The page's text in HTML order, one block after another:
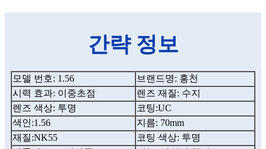
간략 정보
모델 번호: 1.56
브랜드명: 홍천
시력 효과: 이중초점
렌즈 재질: 수지
렌즈 색상: 투명
코팅:UC
색인:1.56
지름: 70mm
재질:NK55
코팅 색상: 투명